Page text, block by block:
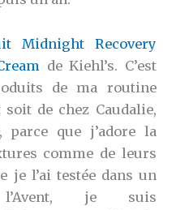
Midnight Recovery
de Kiehl’s. C’est
de ma routine
de chez Caudalie,
que j’adore la
comme de leurs
je l’ai testée dans un
je suis